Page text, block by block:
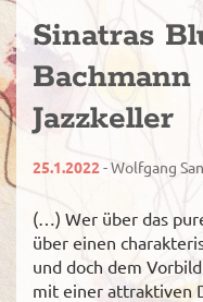
Sinatras
Jazzkeller
25.1.2022- Wolfgang
(…) Wer über das
über einen
und doch dem
mit einer attraktiven